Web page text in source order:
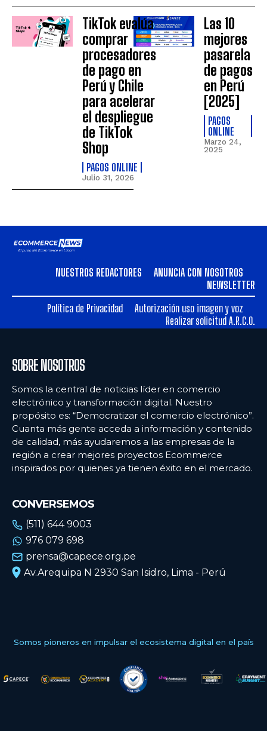
TikTok evalúa
comprar
procesadores
de pago en
Perú y Chile
para acelerar
el despliegue
de TikTok
Shop
PAGOS ONLINE
Julio 31, 2026
Las 10
mejores
pasarela
de pagos
en Perú
[2025]
PAGOS
ONLINE
Marzo 24,
2025
NUESTROS REDACTORES
ANUNCIA CON NOSOTROS
NEWSLETTER
Política de Privacidad
Autorización uso imagen y voz
Realizar solicitud A.R.C.O.
SOBRE NOSOTROS
Somos la central de noticias líder en comercio
electrónico y transformación digital. Nuestro
propósito es: “Democratizar el comercio electrónico”.
Cuanta más gente acceda a información y contenido
de calidad, más ayudaremos a las empresas de la
región a crear mejores proyectos Ecommerce
inspirados por quienes ya tienen éxito en el mercado.
CONVERSEMOS
(511) 644 9003
976 079 698
prensa@capece.org.pe
Av.Arequipa N 2930 San Isidro, Lima - Perú
Somos pioneros en impulsar el ecosistema digital en el país